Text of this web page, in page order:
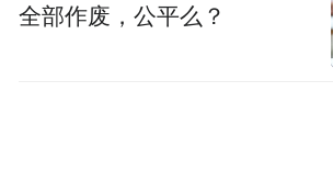
全部作废，公平么？